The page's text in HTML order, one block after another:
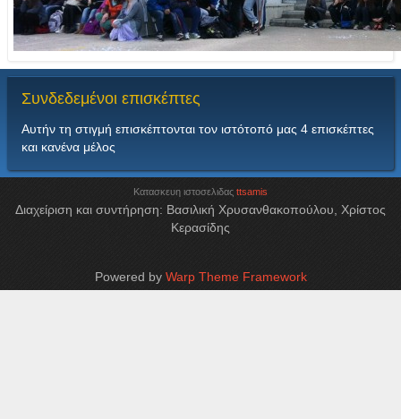
Συνδεδεμένοι επισκέπτες
Αυτήν τη στιγμή επισκέπτονται τον ιστότοπό μας 4 επισκέπτες
και κανένα μέλος
Κατασκευη ιστοσελιδας ttsamis
Διαχείριση και συντήρηση: Βασιλική Χρυσανθακοπούλου, Χρίστος
Κερασίδης
Powered by Warp Theme Framework